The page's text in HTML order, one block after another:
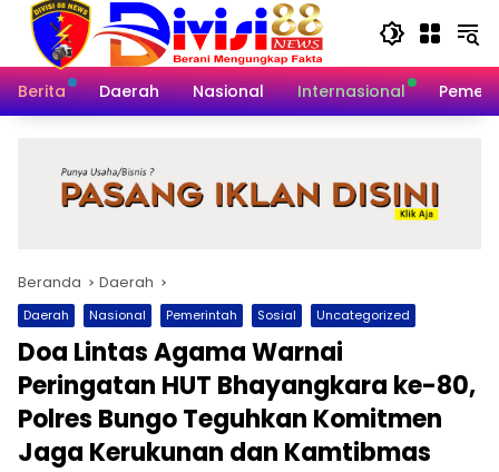
Langsung
konten
Berita
Daerah Nasional Internasional
Beranda Daerah
Daerah Nasional Pemerintah Sosial Uncategorized
Doa Lintas Agama Warnai
Peringatan HUT Bhayangkara ke-80,
Polres Bungo Teguhkan Komitmen
Jaga Kerukunan dan Kamtibmas